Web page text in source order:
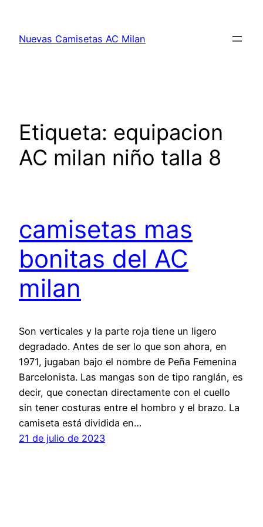
contenido
Nuevas Camisetas AC Milan
Etiqueta: equipacion
AC milan niño talla 8
camisetas mas
bonitas del AC
milan
Son verticales y la parte roja tiene un ligero
degradado. Antes de ser lo que son ahora, en
1971, jugaban bajo el nombre de Peña Femenina
Barcelonista. Las mangas son de tipo ranglán, es
decir, que conectan directamente con el cuello
sin tener costuras entre el hombro y el brazo. La
camiseta está dividida en…
21 de julio de 2023